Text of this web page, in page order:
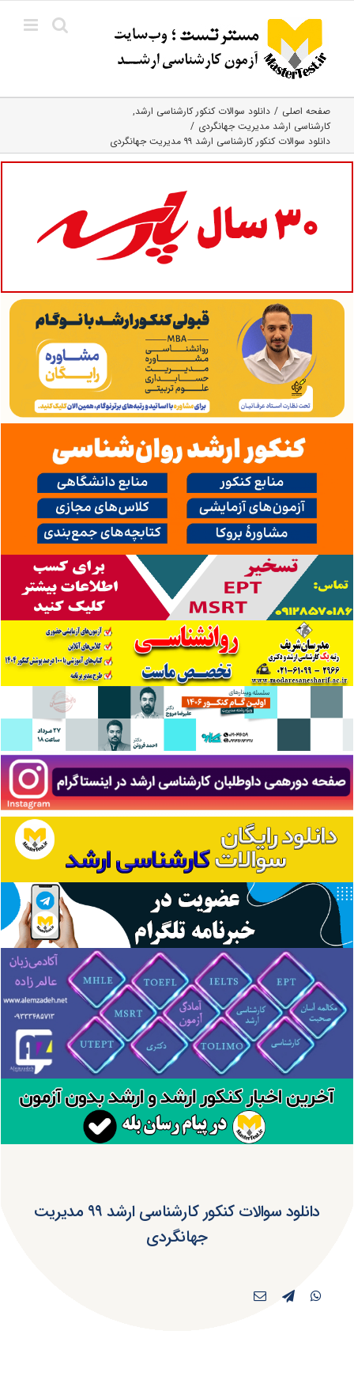
content
صفحه اصلی
دانلود سوالات کنکور کارشناسی ارشد
کارشناسی ارشد مدیریت جهانگردی
دانلود سوالات کنکور کارشناسی ارشد ۹۹ مدیریت جهانگردی
دانلود سوالات کنکور کارشناسی ارشد ۹۹ مدیریت
جهانگردی